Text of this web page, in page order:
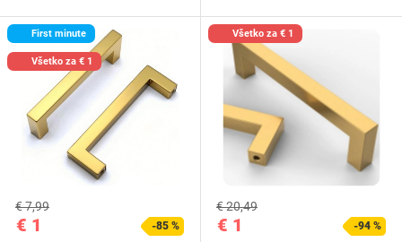
First minute
Všetko za € 1
€ 1
€ 7,99
-85 %
Všetko za € 1
€ 1
€ 20,49
-94 %